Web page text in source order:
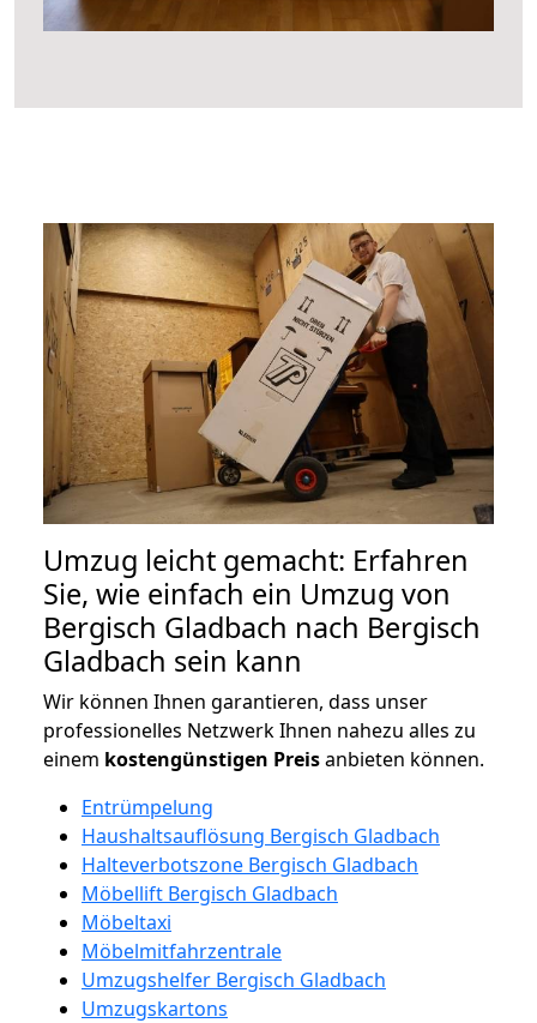
Umzug leicht gemacht: Erfahren
Sie, wie einfach ein Umzug von
Bergisch Gladbach nach Bergisch
Gladbach sein kann
Wir können Ihnen garantieren, dass unser
professionelles Netzwerk Ihnen nahezu alles zu
einem kostengünstigen Preisanbieten können.
Entrümpelung
Haushaltsauflösung Bergisch Gladbach
Halteverbotszone Bergisch Gladbach
Möbellift Bergisch Gladbach
Möbeltaxi
Möbelmitfahrzentrale
Umzugshelfer Bergisch Gladbach
Umzugskartons